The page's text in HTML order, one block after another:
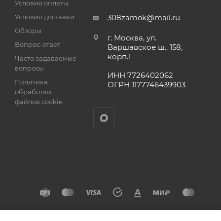
Условия оплаты
Условия доставки
Обзоры
Вопрос-ответ
Часто задаваемые
вопросы
Политика
обработки
файлов cookie
308zamok@mail.ru
г. Москва, ул.
Варшавское ш., 158,
корп.1
ИНН 7726402062
ОГРН 1177746439903